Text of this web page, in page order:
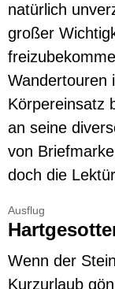
natürlich
großer
Wandertouren
Körpereinsatz
an seine
von
doch die
Ausflug
Wenn der
Kurzurlaub